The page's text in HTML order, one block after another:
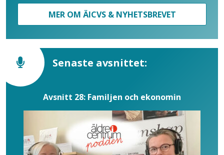
MER OM ÄICVS & NYHETSBREVET
Senaste avsnittet:
Avsnitt 28: Familjen och ekonomin